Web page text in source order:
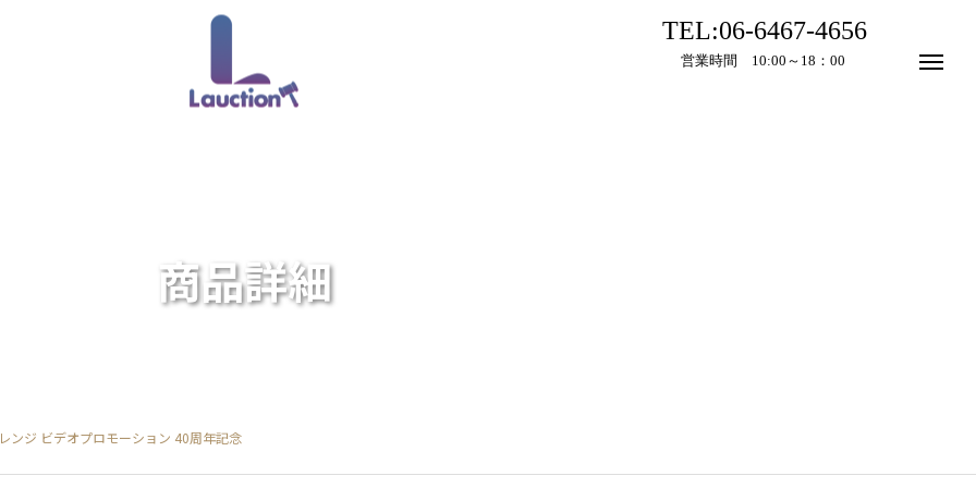
TEL:06-6467-4656
営業時間 10:00～18：00
商品詳細
ンジ ビデオプロモーション 40周年記念